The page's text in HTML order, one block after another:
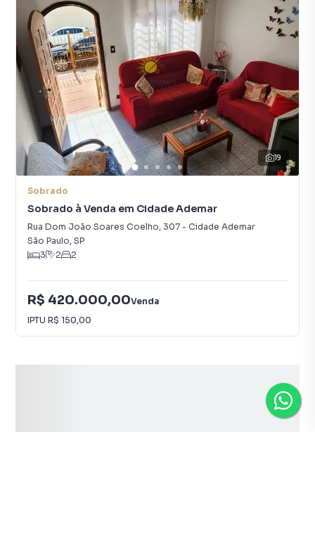
19
Sobrado
Sobrado à Venda em Cidade Ademar
Rua Dom João Soares Coelho, 307 - Cidade Ademar
São Paulo, SP
3
2 2
R$ 420.000,00Venda
IPTU R$ 150,00